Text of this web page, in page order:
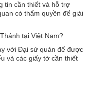
tin cần thiết và hỗ trợ
có thẩm quyền để giải
tại Việt Nam?
với Đại sứ quán để được
và các giấy tờ cần thiết